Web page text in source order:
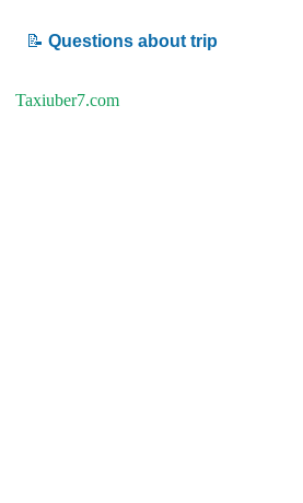
📝 Questions about trip
Taxiuber7.com